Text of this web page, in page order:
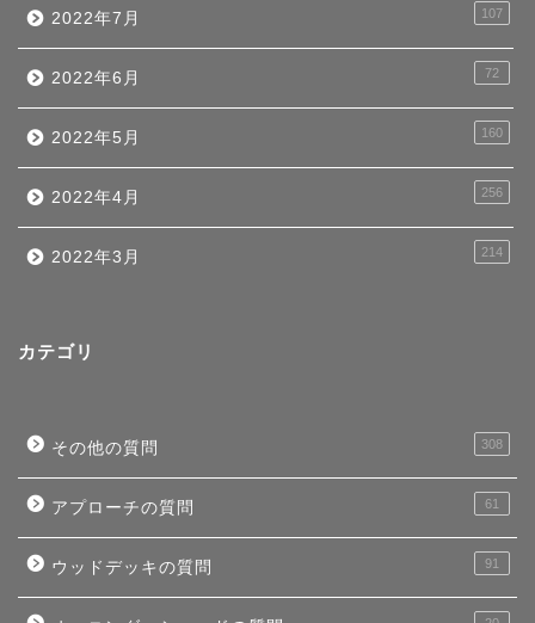
2022年7月 107
2022年6月 72
2022年5月 160
2022年4月 256
2022年3月 214
カテゴリ
その他の質問 308
アプローチの質問 61
ウッドデッキの質問 91